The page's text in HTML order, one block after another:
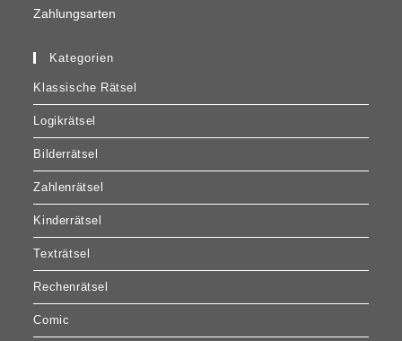
Zahlungsarten
Kategorien
Klassische Rätsel
Logikrätsel
Bilderrätsel
Zahlenrätsel
Kinderrätsel
Texträtsel
Rechenrätsel
Comic